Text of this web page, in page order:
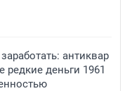
антиквар
редкие деньги 1961